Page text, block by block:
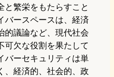
と繁栄をもたらすこと
バースペースは、経済
的議論など、現代社会
可欠な役割を果たして
バーセキュリティは単
、経済的、社会的、政